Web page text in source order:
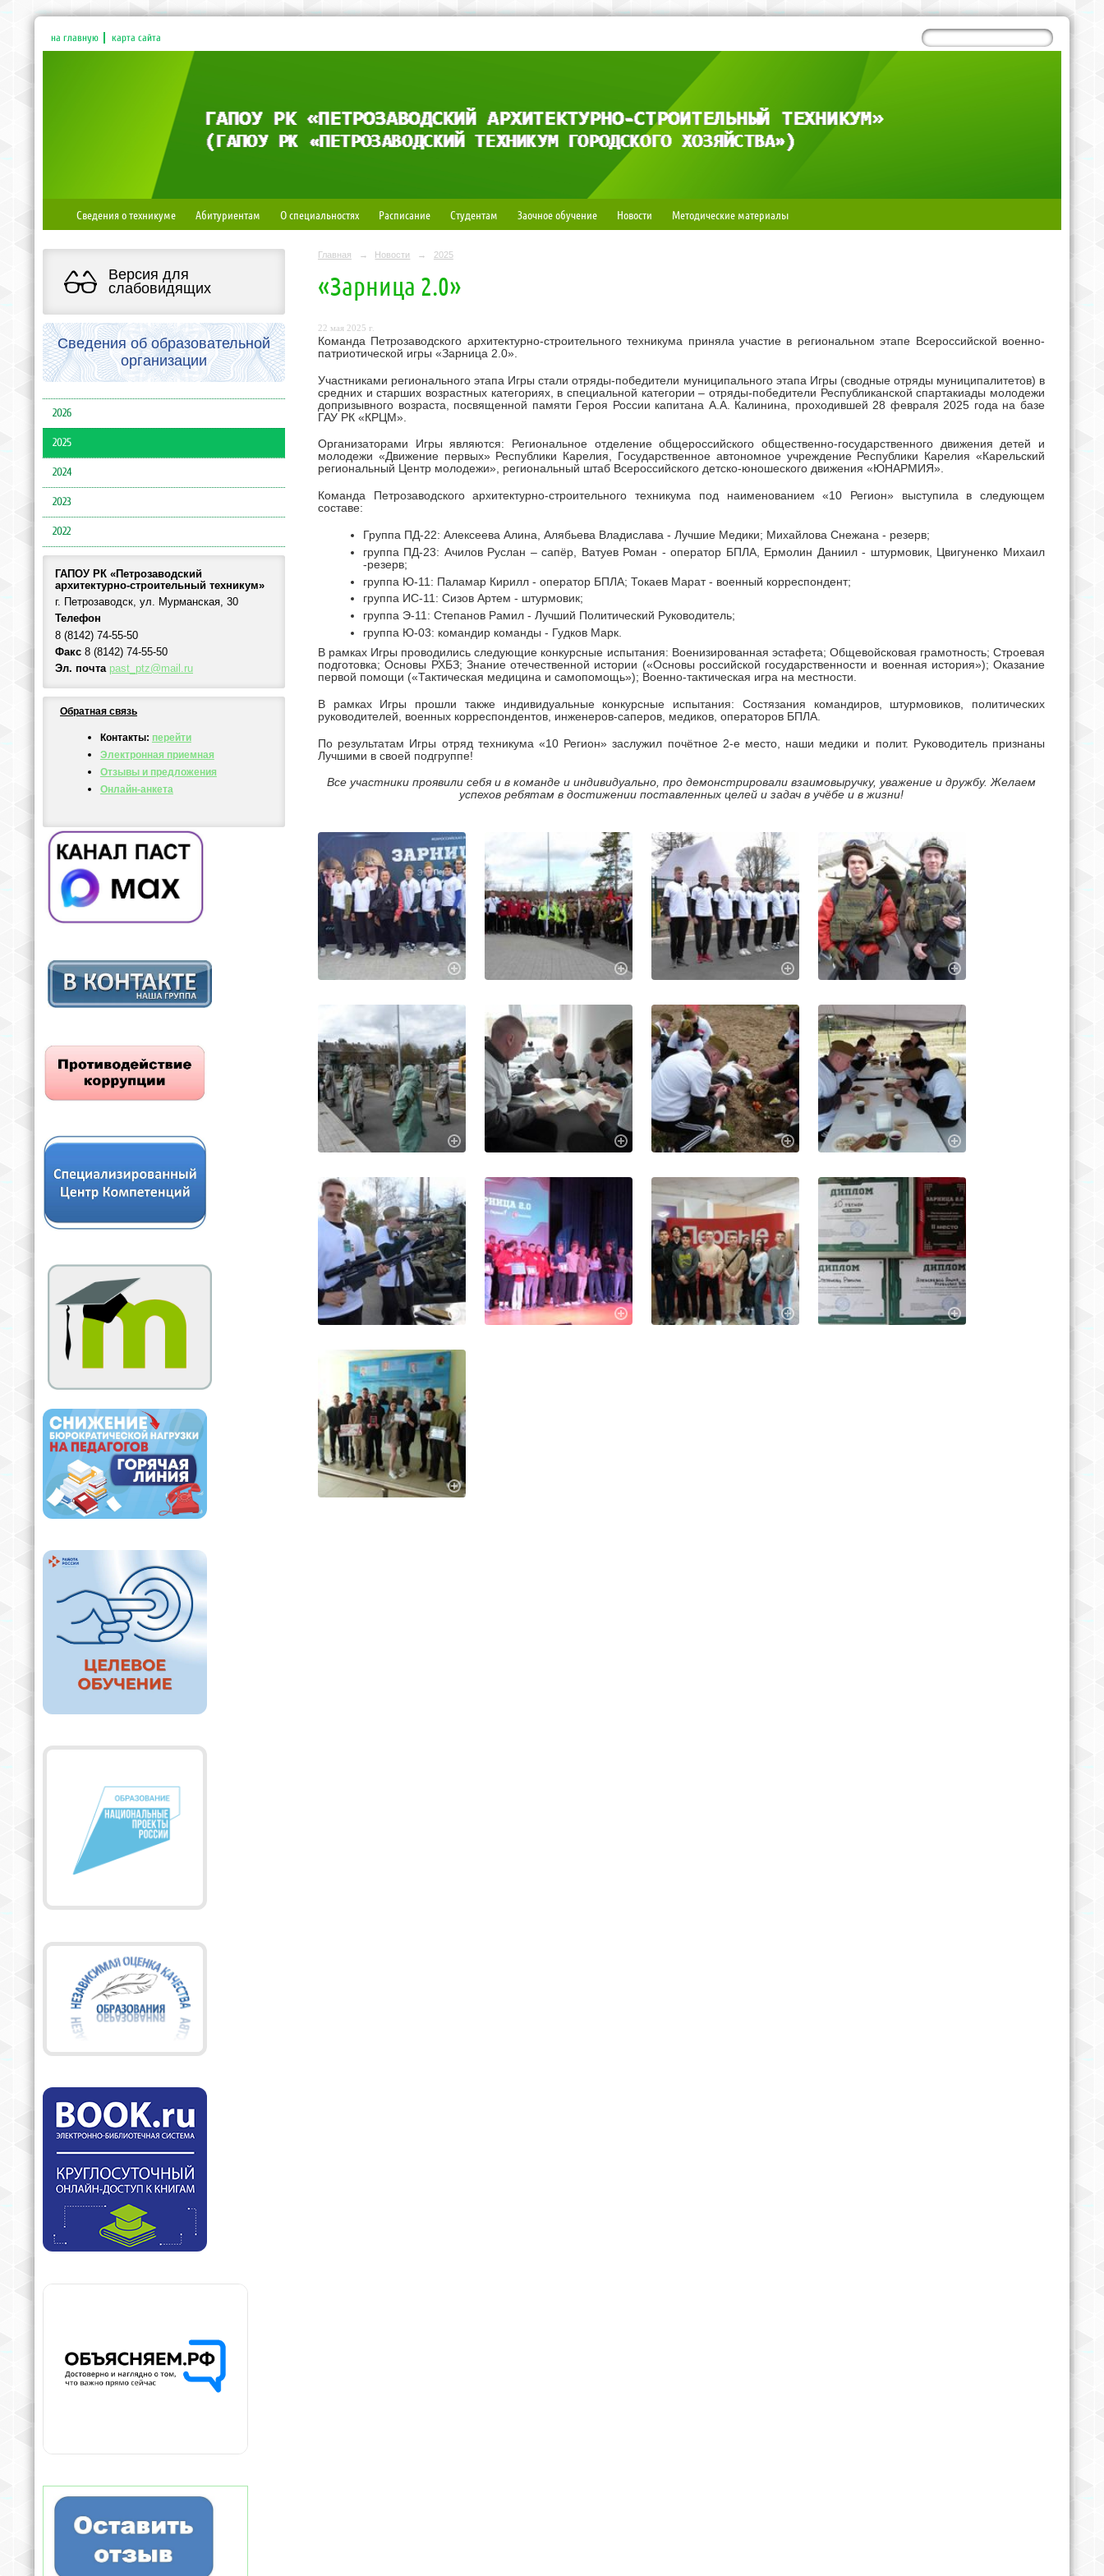
на главную карта сайта
Сведения о техникуме Абитуриентам О специальностях Расписание Студентам Заочное обучение Новости Методические материалы
Версия для
слабовидящих
Сведения об образовательной
организации
2026
2025
2024
2023
2022
ГАПОУ РК «Петрозаводский
архитектурно-строительный техникум»
г. Петрозаводск, ул. Мурманская, 30
Телефон
8 (8142) 74-55-50
Факс 8 (8142) 74-55-50
Эл. почта past_ptz@mail.ru
Обратная связь
Контакты: перейти
Электронная приемная
Отзывы и предложения
Онлайн-анкета
Главная → Новости → 2025
«Зарница 2.0»
22 мая 2025 г.
Команда Петрозаводского архитектурно-строительного техникума приняла участие в региональном этапе Всероссийской военно-
патриотической игры «Зарница 2.0».
Участниками регионального этапа Игры стали отряды-победители муниципального этапа Игры (сводные отряды муниципалитетов) в
средних и старших возрастных категориях, в специальной категории – отряды-победители Республиканской спартакиады молодежи
допризывного возраста, посвященной памяти Героя России капитана А.А. Калинина, проходившей 28 февраля 2025 года на базе
ГАУ РК «КРЦМ».
Организаторами Игры являются: Региональное отделение общероссийского общественно-государственного движения детей и
молодежи «Движение первых» Республики Карелия, Государственное автономное учреждение Республики Карелия «Карельский
региональный Центр молодежи», региональный штаб Всероссийского детско-юношеского движения «ЮНАРМИЯ».
Команда Петрозаводского архитектурно-строительного техникума под наименованием «10 Регион» выступила в следующем
составе:
Группа ПД-22: Алексеева Алина, Алябьева Владислава - Лучшие Медики; Михайлова Снежана - резерв;
группа ПД-23: Ачилов Руслан – сапёр, Ватуев Роман - оператор БПЛА, Ермолин Даниил - штурмовик, Цвигуненко Михаил
-резерв;
группа Ю-11: Паламар Кирилл - оператор БПЛА; Токаев Марат - военный корреспондент;
группа ИС-11: Сизов Артем - штурмовик;
группа Э-11: Степанов Рамил - Лучший Политический Руководитель;
группа Ю-03: командир команды - Гудков Марк.
В рамках Игры проводились следующие конкурсные испытания: Военизированная эстафета; Общевойсковая грамотность; Строевая
подготовка; Основы РХБЗ; Знание отечественной истории («Основы российской государственности и военная история»); Оказание
первой помощи («Тактическая медицина и самопомощь»); Военно-тактическая игра на местности.
В рамках Игры прошли также индивидуальные конкурсные испытания: Состязания командиров, штурмовиков, политических
руководителей, военных корреспондентов, инженеров-саперов, медиков, операторов БПЛА.
По результатам Игры отряд техникума «10 Регион» заслужил почётное 2-е место, наши медики и полит. Руководитель признаны
Лучшими в своей подгруппе!
Все участники проявили себя и в команде и индивидуально, про демонстрировали взаимовыручку, уважение и дружбу. Желаем
успехов ребятам в достижении поставленных целей и задач в учёбе и в жизни!